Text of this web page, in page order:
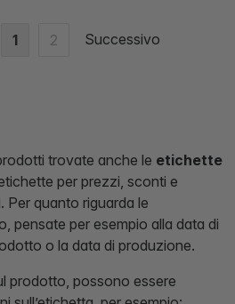
1 2 Successivo
trovate anche le etichette
per prezzi, sconti e
quanto riguarda le
pensate per esempio alla data di
o la data di produzione.
prodotto, possono essere